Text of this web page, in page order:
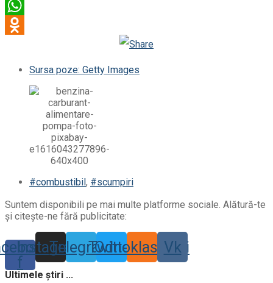
Odnoklassniki
Sursa poze: Getty Images
#combustibil, #scumpiri
Suntem disponibili pe mai multe platforme sociale. Alătură-te
și citește-ne fără publicitate:
f
Instagram
TelegramTwitter
Odnoklassniki
Vk
Ultimele știri ...